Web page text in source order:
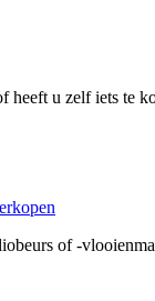
heeft u zelf iets te
of -